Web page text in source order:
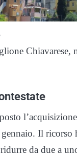
Chiavarese,
Il
da due a